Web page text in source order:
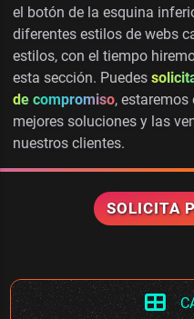
el botón de la esquina
diferentes estilos de webs
estilos, con el tiempo
esta sección. Puedes
de compromiso,
mejores soluciones y las
nuestros clientes.
SOLICITA